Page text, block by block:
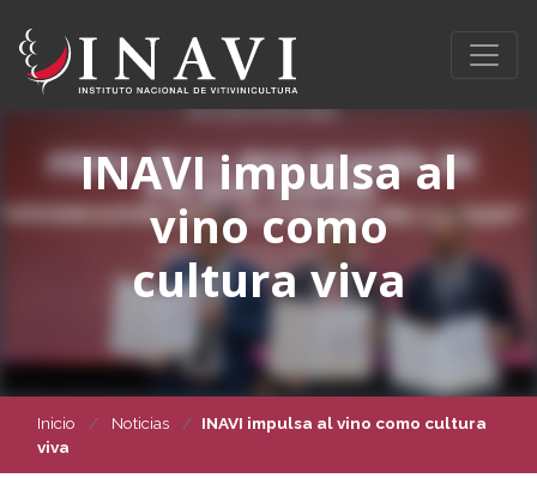
INAVI impulsa al
vino como
cultura viva
Inicio Noticias
INAVI impulsa al vino como cultura
viva